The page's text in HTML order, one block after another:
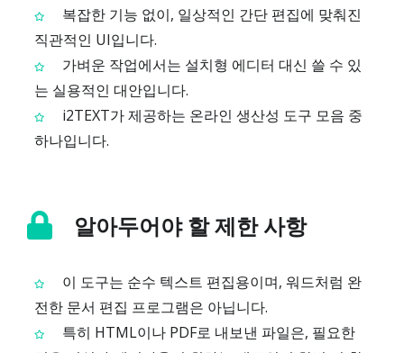
복잡한 기능 없이, 일상적인 간단 편집에 맞춰진
직관적인 UI입니다.
가벼운 작업에서는 설치형 에디터 대신 쓸 수 있
는 실용적인 대안입니다.
i2TEXT가 제공하는 온라인 생산성 도구 모음 중
하나입니다.
알아두어야 할 제한 사항
이 도구는 순수 텍스트 편집용이며, 워드처럼 완
전한 문서 편집 프로그램은 아닙니다.
특히 HTML이나 PDF로 내보낸 파일은, 필요한